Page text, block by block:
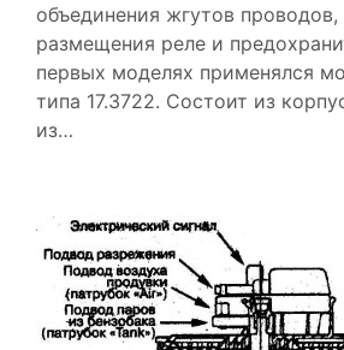
объединения жгутов
размещения реле и
первых моделях применялся
типа 17.3722. Состоит из
из…